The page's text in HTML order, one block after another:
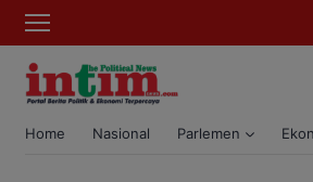
Home Nasional Parlemen